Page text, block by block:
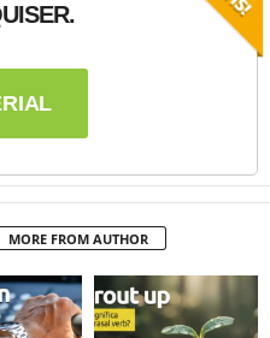
MORE FROM AUTHOR